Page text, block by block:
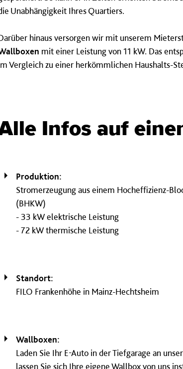
Unabhängigkeit Ihres Quartiers.
hinaus versorgen wir mit unserem
mit einer Leistung von 11 kW. Das
Vergleich zu einer herkömmlichen Haushalts-
Infos auf
Produktion:
Stromerzeugung aus einem Hocheffizienz-
(BHKW)
- 33 kW elektrische Leistung
- 72 kW thermische Leistung
Standort:
FILO Frankenhöhe in Mainz-Hechtsheim
Wallboxen:
Laden Sie Ihr E-Auto in der Tiefgarage an
lassen Sie sich Ihre eigene Wallbox von uns